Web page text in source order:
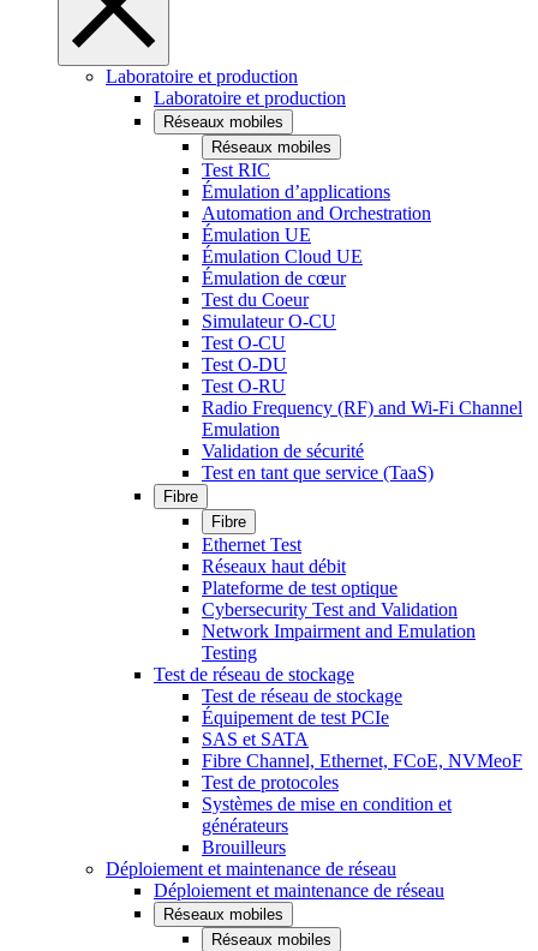
Laboratoire et production
Laboratoire et production
Réseaux mobiles
Réseaux mobiles
Test RIC
Émulation d’applications
Automation and Orchestration
Émulation UE
Émulation Cloud UE
Émulation de cœur
Test du Coeur
Simulateur O-CU
Test O-CU
Test O-DU
Test O-RU
Radio Frequency (RF) and Wi-Fi Channel
Emulation
Validation de sécurité
Test en tant que service (TaaS)
Fibre
Fibre
Ethernet Test
Réseaux haut débit
Plateforme de test optique
Cybersecurity Test and Validation
Network Impairment and Emulation
Testing
Test de réseau de stockage
Test de réseau de stockage
Équipement de test PCIe
SAS et SATA
Fibre Channel, Ethernet, FCoE, NVMeoF
Test de protocoles
Systèmes de mise en condition et
générateurs
Brouilleurs
Déploiement et maintenance de réseau
Déploiement et maintenance de réseau
Réseaux mobiles
Réseaux mobiles